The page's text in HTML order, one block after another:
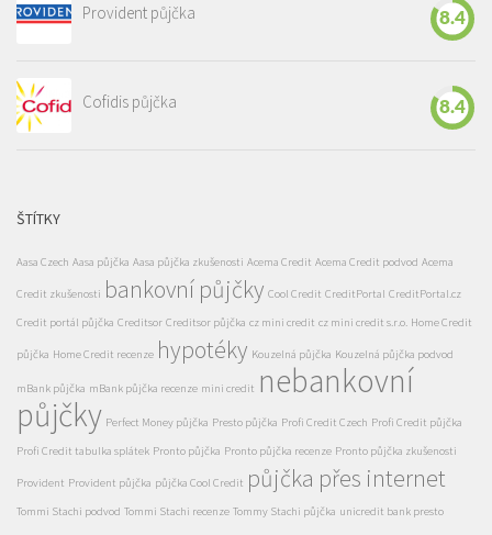
Provident půjčka 8.4
Cofidis půjčka 8.4
ŠTÍTKY
Aasa Czech Aasa půjčka Aasa půjčka zkušenosti Acema Credit Acema Credit podvod Acema
Credit zkušenosti bankovní půjčky Cool Credit CreditPortal CreditPortal.cz
Credit portál půjčka Creditsor Creditsor půjčka cz mini credit cz mini credit s.r.o. Home Credit
půjčka Home Credit recenze hypotéky Kouzelná půjčka Kouzelná půjčka podvod
mBank půjčka mBank půjčka recenze mini credit nebankovní
půjčky Perfect Money půjčka Presto půjčka Profi Credit Czech Profi Credit půjčka
Profi Credit tabulka splátek Pronto půjčka Pronto půjčka recenze Pronto půjčka zkušenosti
Provident Provident půjčka půjčka Cool Credit půjčka přes internet
Tommi Stachi podvod Tommi Stachi recenze Tommy Stachi půjčka unicredit bank presto